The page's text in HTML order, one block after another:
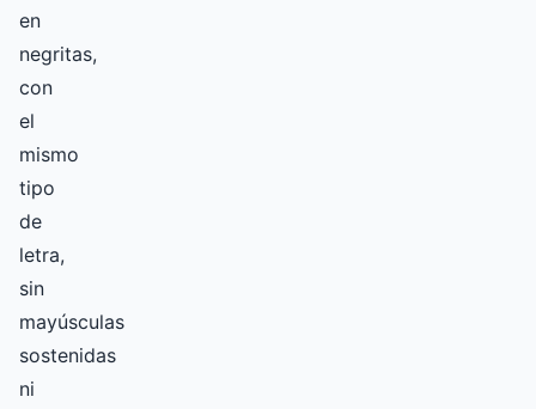
en
negritas,
con
el
mismo
tipo
de
letra,
sin
mayúsculas
sostenidas
ni